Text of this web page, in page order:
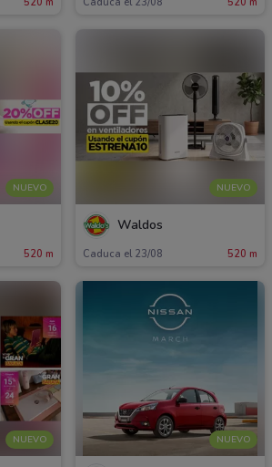
NUEVO
520 m
NUEVO
Waldos
Caduca el 23/08 520 m
NUEVO NUEVO